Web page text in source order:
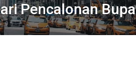
Pencalonan